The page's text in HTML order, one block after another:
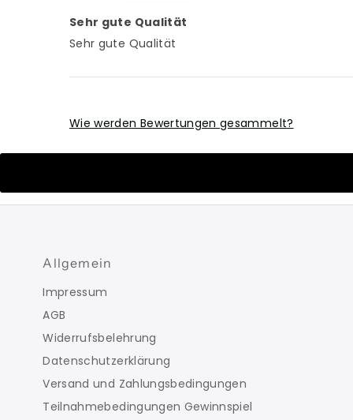
Sehr gute Qualität
Sehr gute Qualität
Wie werden Bewertungen gesammelt?
Allgemein
Impressum
AGB
Widerrufsbelehrung
Datenschutzerklärung
Versand und Zahlungsbedingungen
Teilnahmebedingungen Gewinnspiel